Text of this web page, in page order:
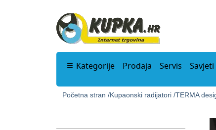
Kategorije Prodaja Servis Savjeti
Početna stran /Kupaonski radijatori /TERMA